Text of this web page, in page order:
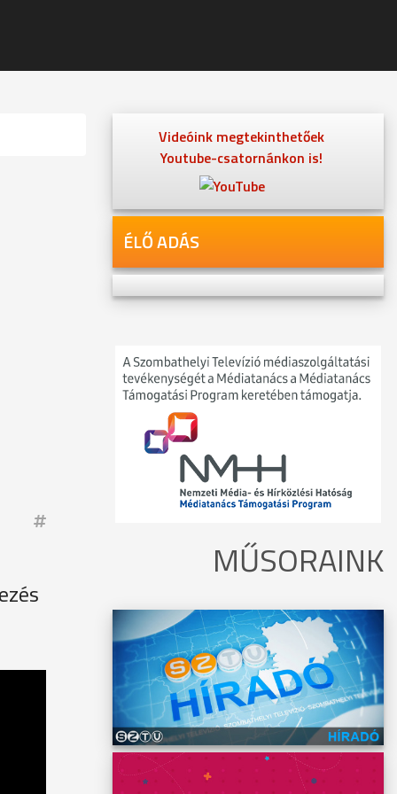
Videóink megtekinthetőek
Youtube-csatornánkon is!
ÉLŐ ADÁS
MŰSORAINK